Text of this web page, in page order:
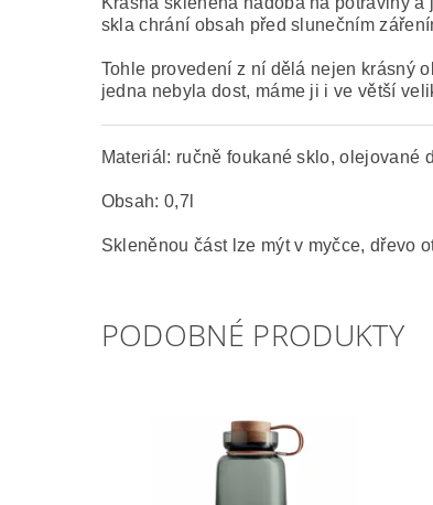
skla chrání obsah před slunečním
Tohle provedení z ní dělá nejen krásný
jedna nebyla dost, máme ji i ve větší
Materiál: ručně foukané sklo, olejované
Obsah: 0,7l
Skleněnou část lze mýt v myčce, dřevo
PODOBNÉ PRODUKTY